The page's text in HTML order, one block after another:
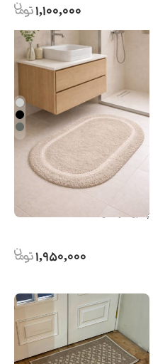
1,100,000
پادری حوله ای
1,950,000